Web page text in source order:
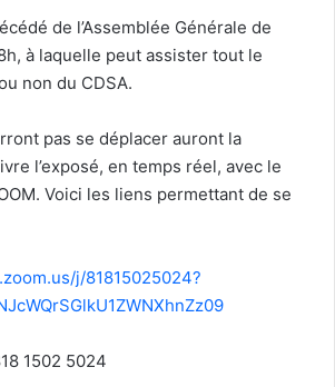
de l’Assemblée Générale de
à laquelle peut assister tout le
non du CDSA.
pas se déplacer auront la
l’exposé, en temps réel, avec le
Voici les liens permettant de se
j/81815025024?
1502 5024